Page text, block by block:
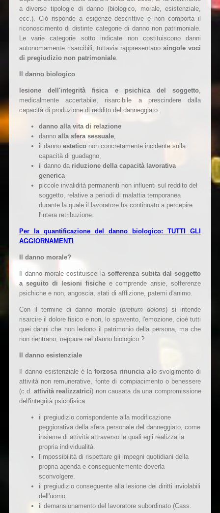
a diverse tipologie di danno (biologico, morale, esistenziale,
ecc.). Ciò risponde a esigenze descrittive e non comporta il
riconoscimento di distinte categorie di danno non patrimoniale.
Le varie categorie sotto indicate non costituiscono danni
autonomamente risarcibili, tuttavia rappresentanosingole voci
di pregiudizio non patrimoniale.
Il danno biologico
lesione dell'integrità fisica e psichica del soggetto
medicalmente accertabile, risarcibile a prescindere dalla
capacità di produzione di reddito del danneggiato.
danno alla vita di relazione
danno alla sfera sessuale,
il danno estetico non concretamente incidente sulla
capacità di guadagno,
il danno da riduzione della capacità lavorativa
generica
piccole invalidità permanenti non influenti sul reddito del
soggetto, relative a periodi di malattia temporanea
durante la quale il lavoratore ha continuato a percepire
l'intera retribuzione.
Per la quantificazione del danno biologico: TUTTI GLI
AGGIORNAMENTI
Il danno morale?
Il danno morale costituisce la sofferenza subita dal soggetto
a seguito di lesioni fisiche e comprende ansie, sofferenze
psichiche e non, angoscia, stati di afflizione, patemi d'animo.
Con il termine di danno morale (pretium doloris) si intende
risarcire il dolore fisico e non, lo spavento, l'emozione, cioè tutti
quei danni che non ledono il patrimonio della persona, ma che
non rientrano, neppure nel danno biologico.?
Il danno esistenziale
Il danno esistenziale è laforzosa rinunciaallo svolgimento di
attività non remunerative, fonte di compiacimento o benessere
(c.d. attività realizzatrici) non causata da una compromissione
dell'integrità psicofisica.
il pregiudizio corrispondente alla modificazione
peggiorativa della sfera personale del danneggiato, come
insieme di attività attraverso le quali egli realizza la
propria individualità.
l'impossibilità di rispettare gli impegni quotidiani della
propria agenda e conseguentemente doverla
sconvolgere.
il pregiudizio conseguente alla lesione dei diritti inviolabili
dell'uomo.
il demansionamento del lavoratore subordinato (Cass.